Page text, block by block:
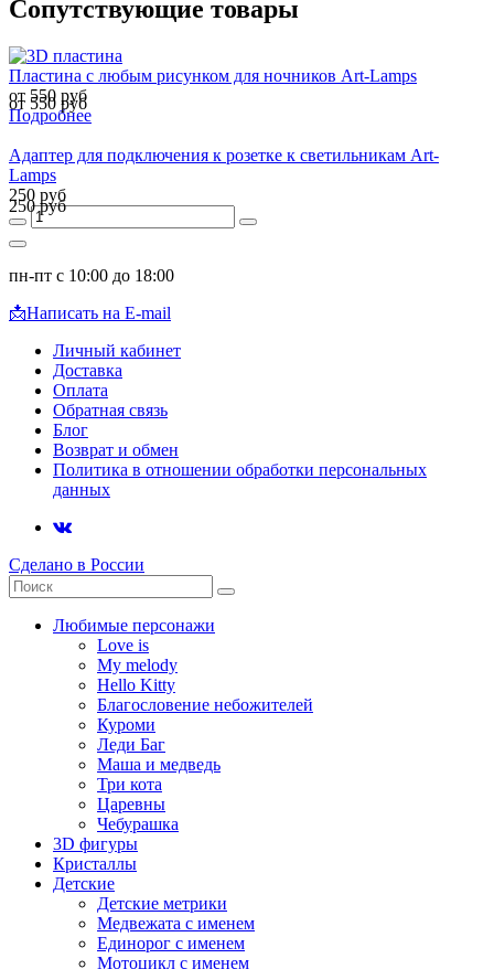
Сопутствующие товары
Пластина с любым рисунком для ночников Art-Lamps
от 550 руб
от 550 руб
Подробнее
Адаптер для подключения к розетке к светильникам Art-
Lamps
250 руб
250 руб
пн-пт с 10:00 до 18:00
📩Написать на E-mail
Личный кабинет
Доставка
Оплата
Обратная связь
Блог
Возврат и обмен
Политика в отношении обработки персональных
данных
Сделано в России
Любимые персонажи
Love is
My melody
Hello Kitty
Благословение небожителей
Куроми
Леди Баг
Маша и медведь
Три кота
Царевны
Чебурашка
3D фигуры
Кристаллы
Детские
Детские метрики
Медвежата с именем
Единорог с именем
Мотоцикл с именем